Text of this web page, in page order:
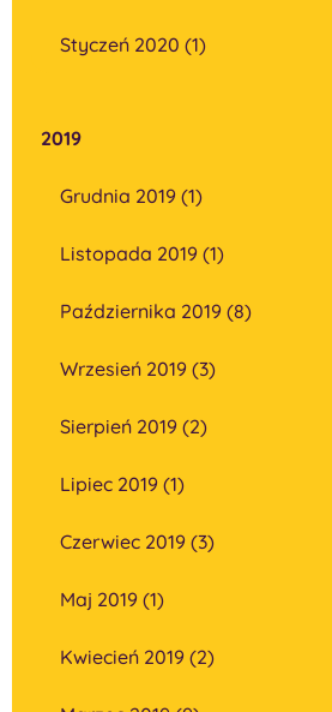
Styczeń 2020 (1)
2019
Grudnia 2019 (1)
Listopada 2019 (1)
Października 2019 (8)
Wrzesień 2019 (3)
Sierpień 2019 (2)
Lipiec 2019 (1)
Czerwiec 2019 (3)
Maj 2019 (1)
Kwiecień 2019 (2)